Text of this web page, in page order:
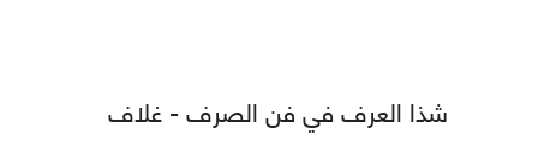
شذا العرف في فن الصرف - غلاف